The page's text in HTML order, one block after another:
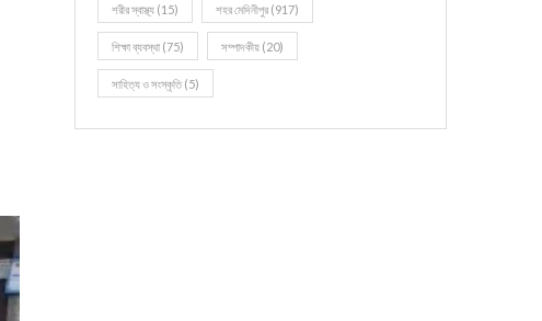
শরীর স্বাস্থ্য (15) শহর মেদিনীপুর (917)
শিক্ষা ব্যবস্থা (75) সম্পাদকীয় (20)
সাহিত্য ও সংস্কৃতি(5)